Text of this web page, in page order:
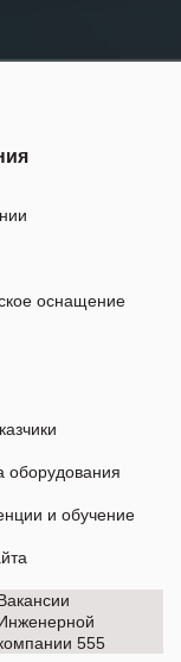
оснащение
оборудования
и обучение
555